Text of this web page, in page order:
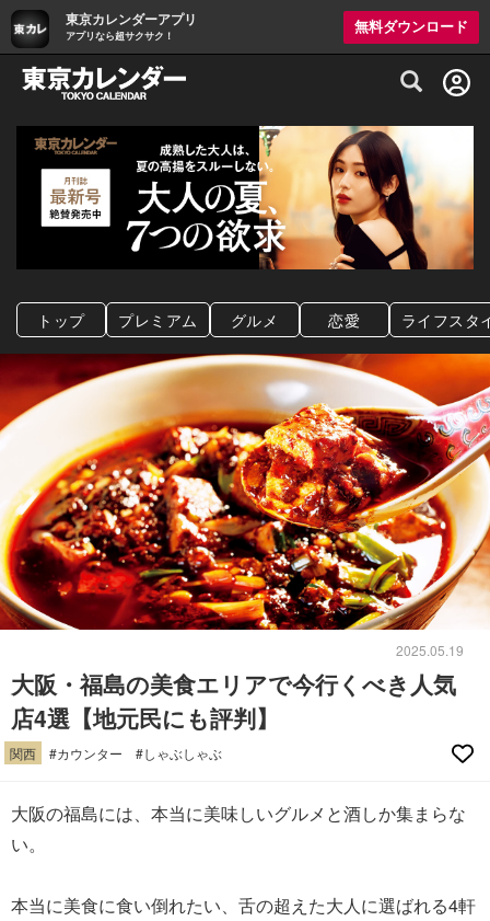
東京カレンダーアプリ
アプリなら超サクサク！
無料ダウンロード
グルメ情報・プレミアムレストラン予約
トップ プレミアム グルメ 恋愛 ライフスタ
2025.05.19
大阪・福島の美食エリアで今行くべき人気
店4選【地元民にも評判】
関西 #カウンター #しゃぶしゃぶ
大阪の福島には、本当に美味しいグルメと酒しか集まらな
い。
本当に美食に食い倒れたい、舌の超えた大人に選ばれる4軒